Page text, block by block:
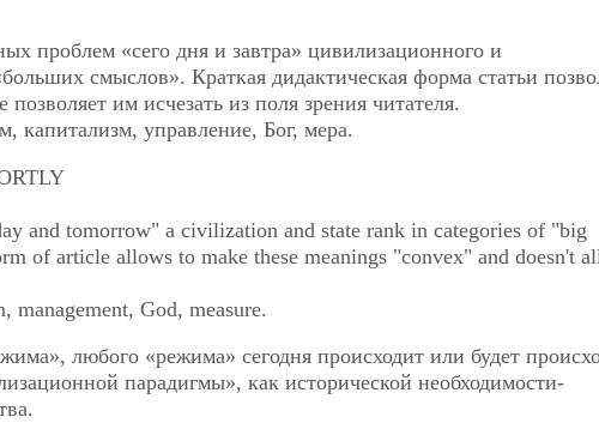
проблем «сего дня и завтра» цивилизационного и
смыслов». Краткая дидактическая форма статьи
им исчезать из поля зрения читателя.
капитализм, управление, Бог, мера.
and tomorrow" a civilization and state rank in categories of "big
of article allows to make these meanings "convex" and doesn't
God, measure.
любого «режима» сегодня происходит или будет
парадигмы», как исторической необходимости-